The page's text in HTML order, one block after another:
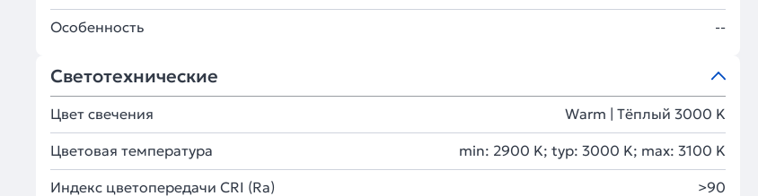
Особенность --
Светотехнические
Цвет свечения Warm | Тёплый 3000 K
Цветовая температура min: 2900 K; typ: 3000 K; max: 3100 K
Индекс цветопередачи CRI (Ra) >90